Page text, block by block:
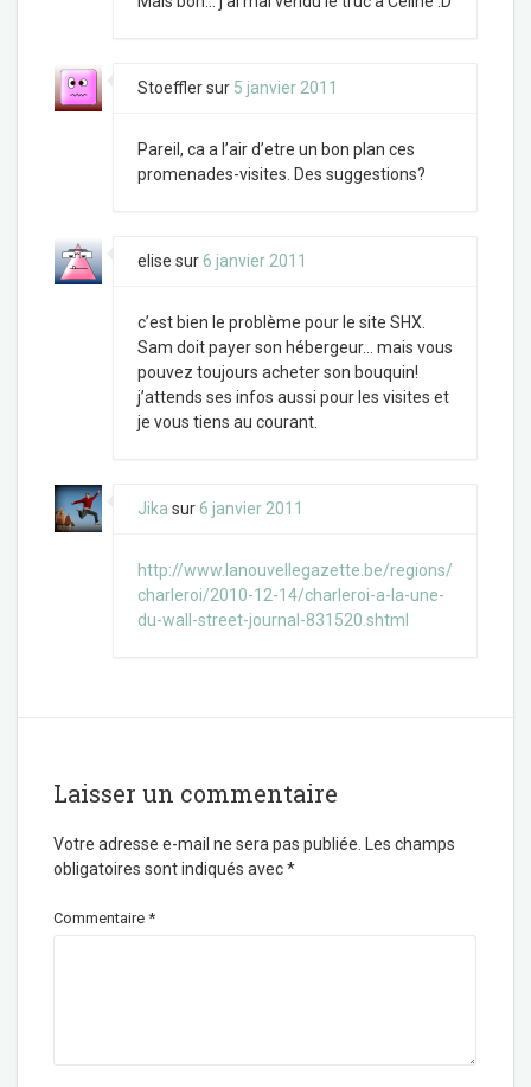
Stoefflersur 5 janvier 2011
Pareil, ca a l’air d’etre un bon plan ces
promenades-visites. Des suggestions?
elise sur6 janvier 2011
c’est bien le problème pour le site SHX.
Sam doit payer son hébergeur… mais vous
pouvez toujours acheter son bouquin!
j’attends ses infos aussi pour les visites et
je vous tiens au courant.
Jika sur6 janvier 2011
http://www.lanouvellegazette.be/regions/
charleroi/2010-12-14/charleroi-a-la-une-
du-wall-street-journal-831520.shtml
Laisser un commentaire
Votre adresse e-mail ne sera pas publiée.
Les champs
obligatoires sont indiqués avec*
Commentaire *